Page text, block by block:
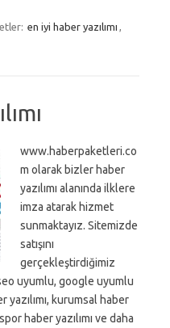
en iyi haber yazılımı ,
www.haberpaketleri.co
m olarak bizler haber
yazılımı alanında ilklere
imza atarak hizmet
sunmaktayız. Sitemizde
satışını
gerçekleştirdiğimiz
uyumlu, google uyumlu
kurumsal haber
haber yazılımı ve daha